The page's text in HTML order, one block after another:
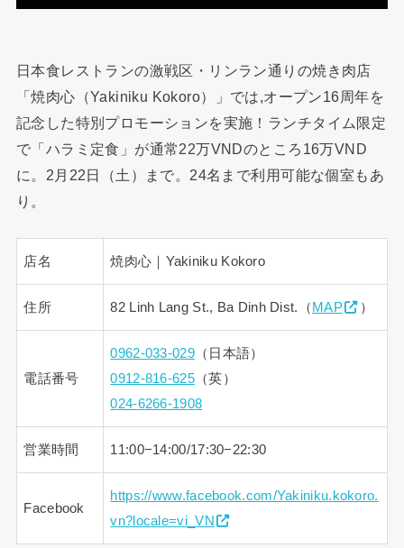
日本食レストランの激戦区・リンラン通りの焼き肉店
「焼肉心（Yakiniku Kokoro）」では,オープン16周年を
記念した特別プロモーションを実施！ランチタイム限定
で「ハラミ定食」が通常22万VNDのところ16万VND
に。2月22日（土）まで。24名まで利用可能な個室もあ
り。
店名 焼肉心｜Yakiniku Kokoro
住所 82 Linh Lang St., Ba Dinh Dist.（ MAP ）
電話番号
0962-033-029（日本語）
0912-816-625（英）
024-6266-1908
営業時間 11:00−14:00/17:30−22:30
Facebook
https://www.facebook.com/Yakiniku.kokoro.
vn?locale=vi_VN